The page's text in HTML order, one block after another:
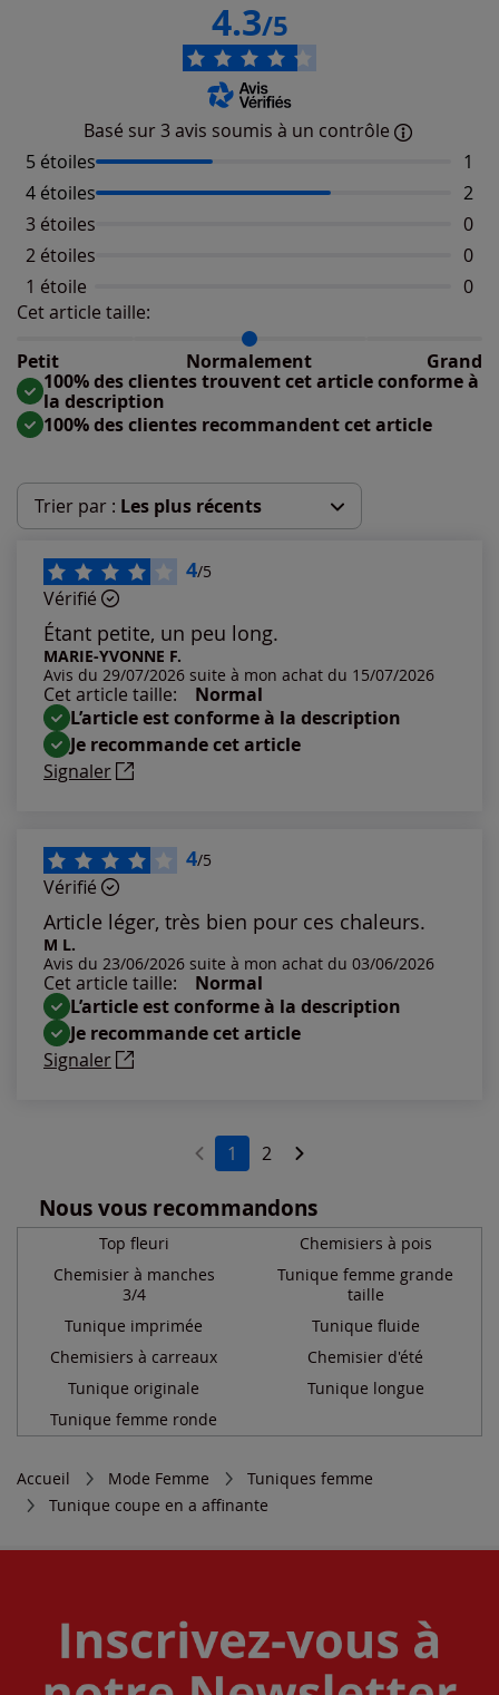
4.3/5
Basé sur 3 avis soumis à un contrôle
5 étoiles
1
4 étoiles
2
3 étoiles
0
2 étoiles
0
1 étoile
0
Cet article taille:
Petit
Normalement Grand
Répartition du taillant selon les avis clients
Taille normalement : 100%
Taille grand : 0%
100% des clientes trouvent cet article conforme à
la description
100% des clientes recommandent cet article
Trier par : Les plus récents
Les plus récents
Les plus anciens
Notes les plus élevées
Notes les plus basses
4/5
Vérifié
Étant petite, un peu long.
MARIE-YVONNE F.
Avis du 29/07/2026 suite à mon achat du 15/07/2026
Cet article taille:
Normal
L’article est conforme à la description
Je recommande cet article
Signaler
4/5
Vérifié
Article léger, très bien pour ces chaleurs.
M L.
Avis du 23/06/2026 suite à mon achat du 03/06/2026
Cet article taille:
Normal
L’article est conforme à la description
Je recommande cet article
Signaler
1 2
Nous vous recommandons
Top fleuri
Chemisier à manches
3/4
Tunique imprimée
Chemisiers à pois
Tunique femme grande
taille
Tunique fluide
Chemisiers à carreaux
Tunique originale
Tunique femme ronde
Chemisier d'été
Tunique longue
Accueil Mode Femme
Tuniques femme
Tunique coupe en a affinante